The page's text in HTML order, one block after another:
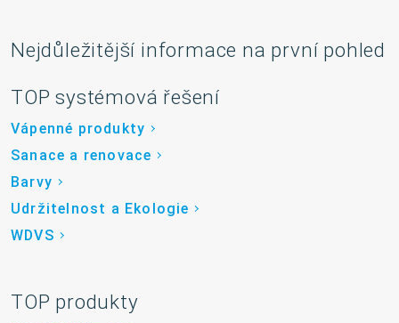
Nejdůležitější informace na první pohled
TOP systémová řešení
Vápenné produkty
Sanace a renovace
Barvy
Udržitelnost a Ekologie
WDVS
TOP produkty